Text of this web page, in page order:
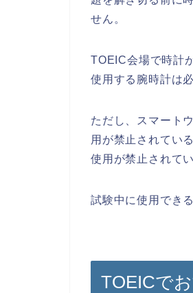
せん。
TOEIC会場で時計
使用する腕時計は
ただし、スマート
用が禁止されてい
使用が禁止されてい
試験中に使用でき
TOEICで